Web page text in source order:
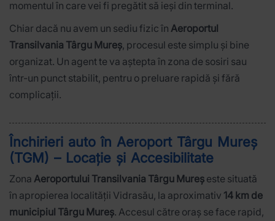
momentul în care vei fi pregătit să ieși din terminal.
Chiar dacă nu avem un sediu fizic în Aeroportul
Transilvania Târgu Mureș, procesul este simplu și bine
organizat. Un agent te va aștepta în zona de sosiri sau
într-un punct stabilit, pentru o preluare rapidă și fără
complicații.
Închirieri auto în Aeroport Târgu Mureș
(TGM) – Locație și Accesibilitate
Zona Aeroportului Transilvania Târgu Mureș este situată
în apropierea localității Vidrasău, la aproximativ 14 km de
municipiul Târgu Mureș. Accesul către oraș se face rapid,